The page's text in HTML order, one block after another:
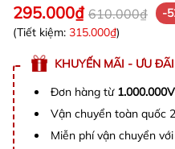
295.000₫ 610.000₫
-
(Tiết kiệm: 315.000₫)
KHUYẾN MÃI - ƯU ĐÃI
Đơn hàng từ
Vận chuyển toàn quốc
Miễn phí vận chuyển